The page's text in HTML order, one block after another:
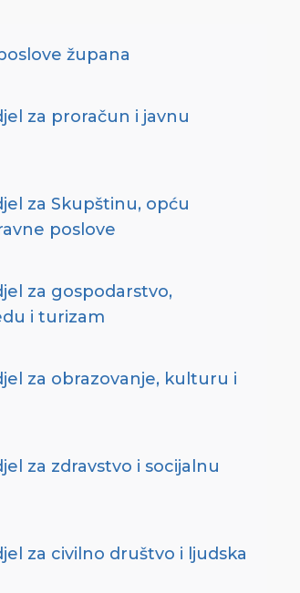
župana
za proračun i javnu
za Skupštinu, opću
poslove
za gospodarstvo,
i turizam
za obrazovanje, kulturu i
za zdravstvo i socijalnu
za civilno društvo i ljudska